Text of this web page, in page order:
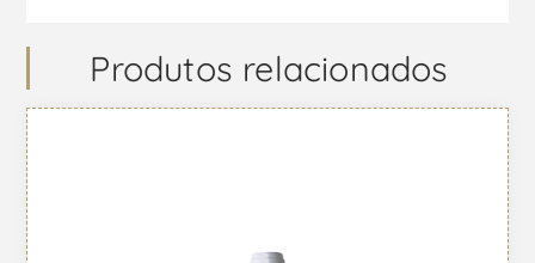
Produtos relacionados